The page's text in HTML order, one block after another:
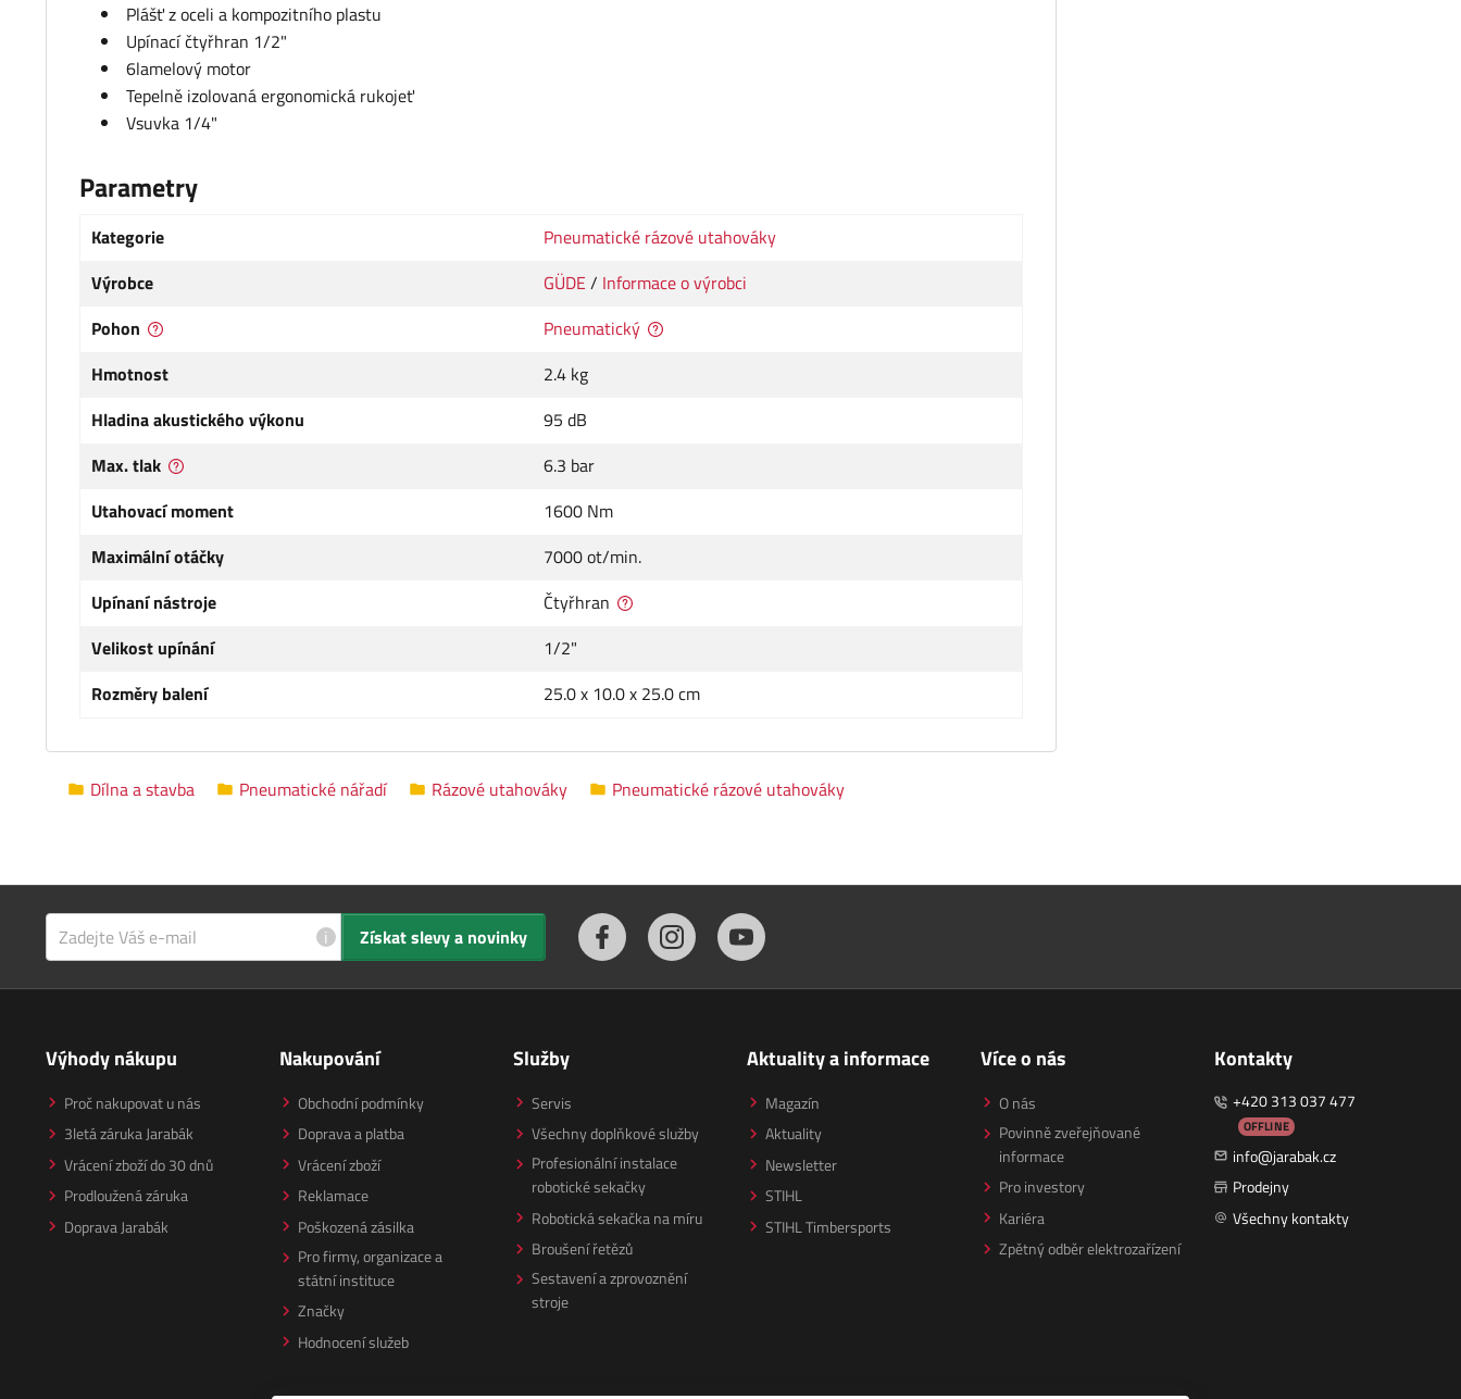
Plášť z oceli a kompozitního plastu
Upínací čtyřhran 1/2"
6lamelový motor
Tepelně izolovaná ergonomická rukojeť
Vsuvka 1/4"
Parametry
Kategorie
Pneumatické rázové utahováky
Výrobce
GÜDE / Informace o výrobci
Pohon
Pneumatický
Hmotnost
2.4 kg
Hladina akustického výkonu
95 dB
Max. tlak
6.3 bar
Utahovací moment
1600 Nm
Maximální otáčky
7000 ot/min.
Upínaní nástroje
Čtyřhran
Velikost upínání
1/2"
Rozměry balení
25.0 x 10.0 x 25.0 cm
Dílna a stavba Pneumatické nářadí Rázové utahováky Pneumatické rázové utahováky
i Získat slevy a novinky
Výhody nákupu
Proč nakupovat u nás
3letá záruka Jarabák
Vrácení zboží do 30 dnů
Prodloužená záruka
Doprava Jarabák
Nakupování
Obchodní podmínky
Doprava a platba
Vrácení zboží
Reklamace
Poškozená zásilka
Pro firmy, organizace a
státní instituce
Značky
Hodnocení služeb
Služby
Servis
Všechny doplňkové služby
Profesionální instalace
robotické sekačky
Robotická sekačka na míru
Broušení řetězů
Sestavení a zprovoznění
stroje
Aktuality a informace
Magazín
Aktuality
Newsletter
STIHL
STIHL Timbersports
Více o nás
O nás
Povinně zveřejňované
informace
Pro investory
Kariéra
Zpětný odběr elektrozařízení
Kontakty
+420 313 037 477
OFFLINE
info@jarabak.cz
Prodejny
Všechny kontakty